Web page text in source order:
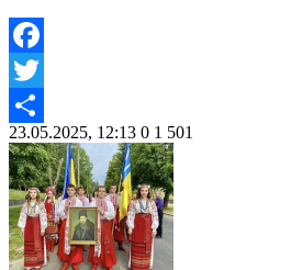
Facebook
Twitter
Share
23.05.2025, 12:13 0 1 501